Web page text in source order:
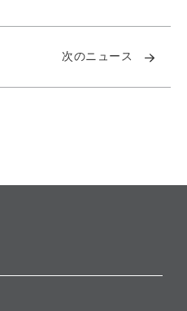
次のニュース